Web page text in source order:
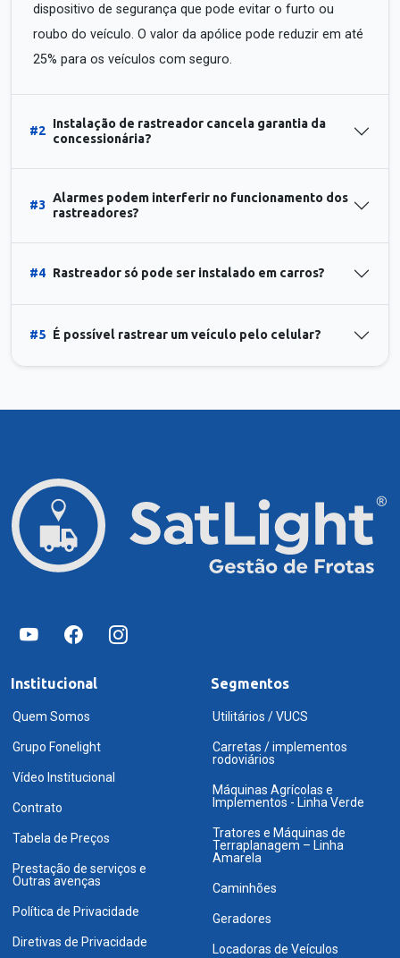
dispositivo de segurança que pode evitar o furto ou
roubo do veículo. O valor da apólice pode reduzir em até
25% para os veículos com seguro.
#2
Instalação de rastreador cancela garantia da
concessionária?
#3
Alarmes podem interferir no funcionamento dos
rastreadores?
#4 Rastreador só pode ser instalado em carros?
#5 É possível rastrear um veículo pelo celular?
Institucional
Quem Somos
Grupo Fonelight
Vídeo Institucional
Contrato
Tabela de Preços
Prestação de serviços e
Outras avenças
Política de Privacidade
Diretivas de Privacidade
Segmentos
Utilitários / VUCS
Carretas / implementos
rodoviários
Máquinas Agrícolas e
Implementos - Linha Verde
Tratores e Máquinas de
Terraplanagem – Linha
Amarela
Caminhões
Geradores
Locadoras de Veículos